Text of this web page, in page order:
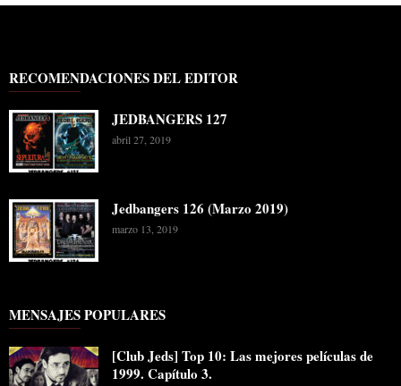
RECOMENDACIONES DEL EDITOR
JEDBANGERS 127
abril 27, 2019
Jedbangers 126 (Marzo 2019)
marzo 13, 2019
MENSAJES POPULARES
[Club Jeds] Top 10: Las mejores películas de
1999. Capítulo 3.